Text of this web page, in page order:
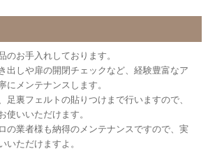
のお手入れしております。
出しや扉の開閉チェックなど、経験豊富なア
にメンテナンスします。
足裏フェルトの貼りつけまで行いますので、
使いいただけます。
の業者様も納得のメンテナンスですので、実
いただけますよ。